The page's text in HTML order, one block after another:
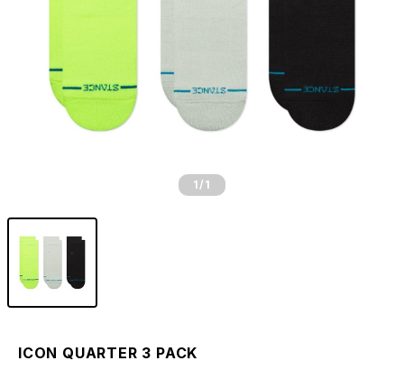
1 /1
ICON QUARTER 3 PACK